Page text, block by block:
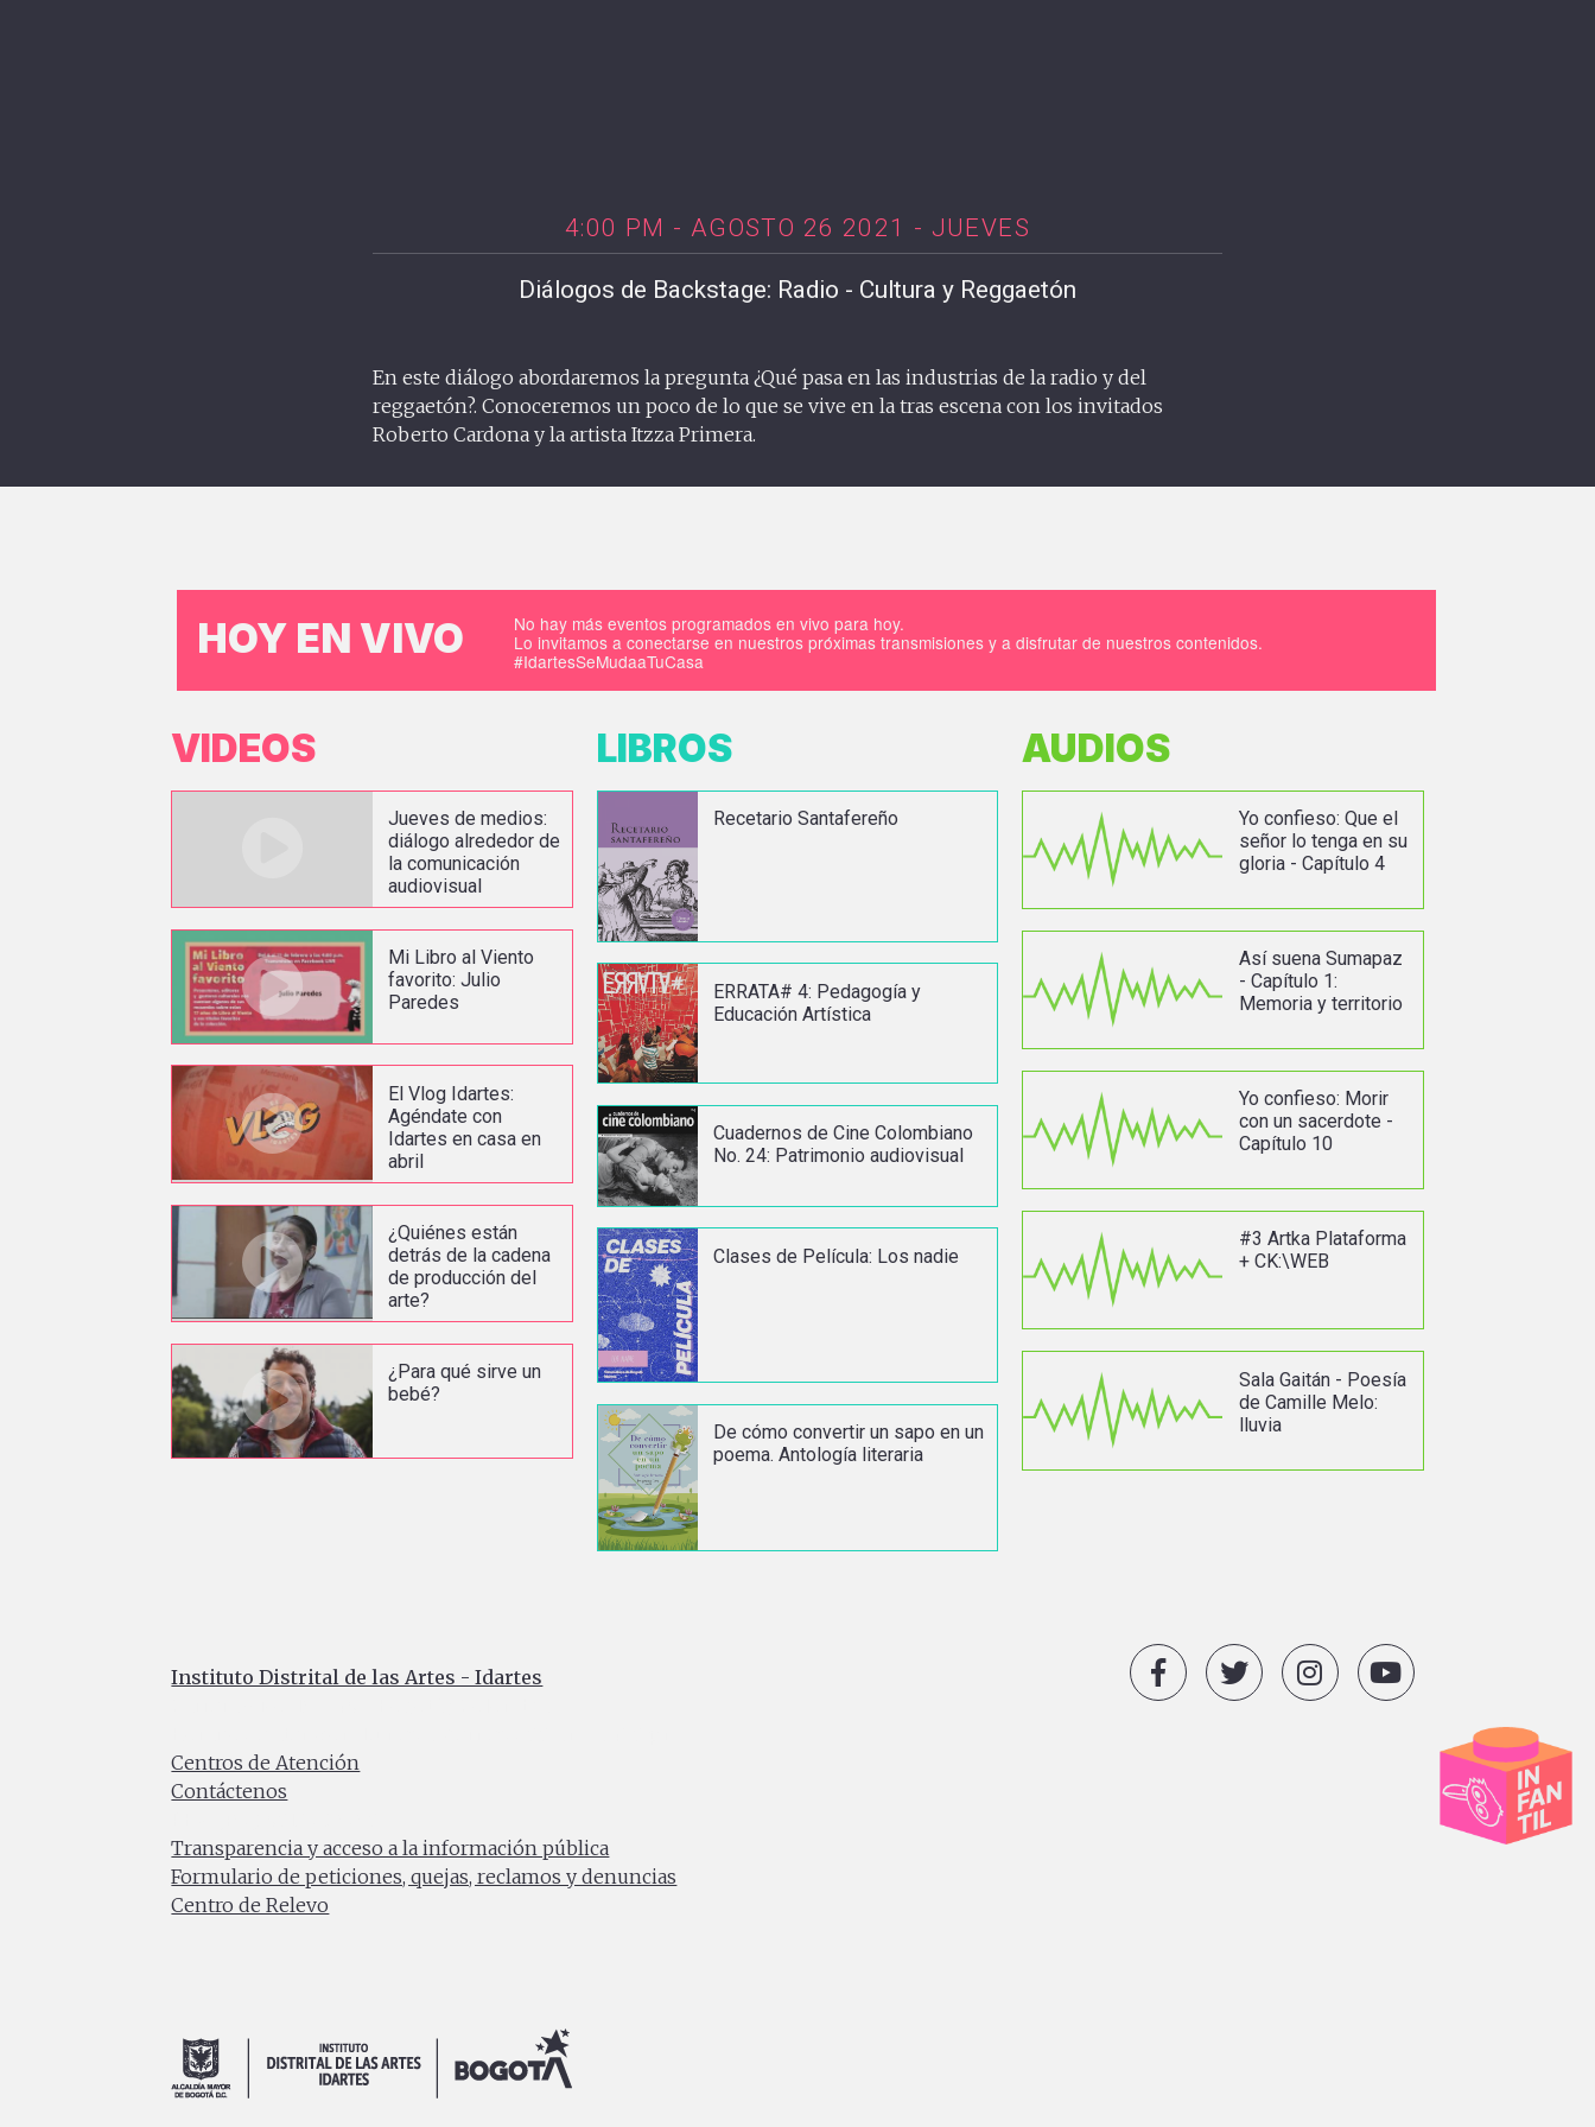
4:00 PM - AGOSTO 26 2021 - JUEVES
Diálogos de Backstage: Radio - Cultura y Reggaetón
En este diálogo abordaremos la pregunta ¿Qué pasa en las industrias de la radio y del
reggaetón?. Conoceremos un poco de lo que se vive en la tras escena con los invitados
Roberto Cardona y la artista Itzza Primera.
HOY EN VIVO
No hay más eventos programados en vivo para hoy.
Lo invitamos a conectarse en nuestros próximas transmisiones y a disfrutar de nuestros contenidos.
#IdartesSeMudaaTuCasa
VIDEOS
Jueves de medios:
diálogo alrededor de
la comunicación
audiovisual
Mi Libro al Viento
favorito: Julio
Paredes
El Vlog Idartes:
Agéndate con
Idartes en casa en
abril
¿Quiénes están
detrás de la cadena
de producción del
arte?
¿Para qué sirve un
bebé?
LIBROS
Recetario Santafereño
ERRATA# 4: Pedagogía y
Educación Artística
Cuadernos de Cine Colombiano
No. 24: Patrimonio audiovisual
Clases de Película: Los nadie
De cómo convertir un sapo en un
poema. Antología literaria
AUDIOS
Yo confieso: Que el
señor lo tenga en su
gloria - Capítulo 4
Así suena Sumapaz
- Capítulo 1:
Memoria y territorio
Yo confieso: Morir
con un sacerdote -
Capítulo 10
#3 Artka Plataforma
+ CK:\WEB
Sala Gaitán - Poesía
de Camille Melo:
lluvia
Instituto Distrital de las Artes - Idartes
Centros de Atención
Contáctenos
Transparencia y acceso a la información pública
Formulario de peticiones, quejas, reclamos y denuncias
Centro de Relevo